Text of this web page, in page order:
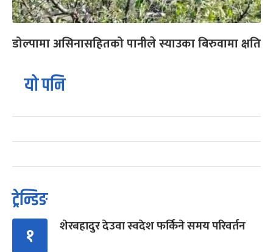
डोल्पामा असिनासहितको पानीले स्याउका बिरुवामा क्षति
यो पनि
ट्रेन्डिङ
१ शेरबहादुर देउवा स्वदेश फर्किने समय परिवर्तन